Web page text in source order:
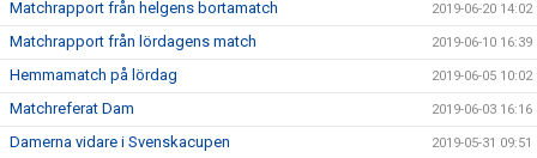
Matchrapport från helgens bortamatch 2019-06-20 14:02
Matchrapport från lördagens match 2019-06-10 16:39
Hemmamatch på lördag 2019-06-05 10:02
Matchreferat Dam 2019-06-03 16:16
Damerna vidare i Svenskacupen 2019-05-31 09:51